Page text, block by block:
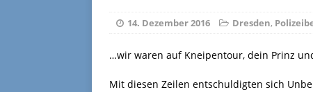
14. Dezember 2016 Dresden,
…wir waren auf Kneipentour, dein Prinz
Mit diesen Zeilen entschuldigten sich